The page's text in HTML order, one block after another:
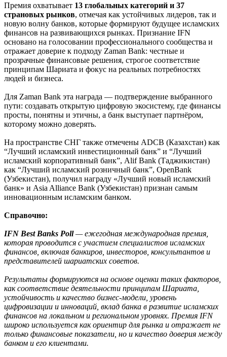
Премия охватывает 13 глобальных категорий и 37
страновых рынков, отмечая как устойчивых лидеров, так и
новую волну банков, которые формируют будущее исламских
финансов на развивающихся рынках. Признание IFN
основано на голосовании профессионального сообщества и
отражает доверие к подходу Zaman Bank: честные и
прозрачные финансовые решения, строгое соответствие
принципам Шариата и фокус на реальных потребностях
людей и бизнеса.
Для Zaman Bank эта награда — подтверждение выбранного
пути: создавать открытую цифровую экосистему, где финансы
просты, понятны и этичны, а банк выступает партнёром,
которому можно доверять.
На пространстве СНГ также отмечены ADCB (Казахстан) как
“Лучший исламский инвестиционный банк” и “Лучший
исламский корпоративный банк”, Alif Bank (Таджикистан)
как “Лучший исламский розничный банк”, OpenBank
(Узбекистан), получил награду «Лучший новый исламский
банк» и Asia Alliance Bank (Узбекистан) признан самым
инновационным исламским банком.
Справочно:
IFN Best Banks Poll— ежегодная международная премия,
которая проводится с участием специалистов исламских
финансов, включая банкиров, инвесторов, консультантов и
представителей шариатских советов.
Результаты формируются на основе оценки таких факторов,
как соответствие деятельности принципам Шариата,
устойчивость и качество бизнес-модели, уровень
цифровизации и инноваций, вклад банка в развитие исламских
финансов на локальном и региональном уровнях. Премия IFN
широко используется как ориентир для рынка и отражает не
только финансовые показатели, но и качество доверия между
банком и его клиентами.